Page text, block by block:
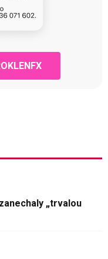
„trvalou